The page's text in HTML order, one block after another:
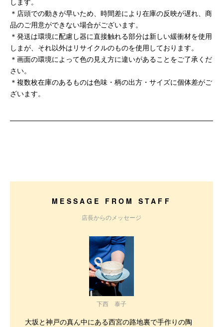
＊店頭での動きが早いため、時間差により在庫の反映が遅れ、商
品のご用意ができない場合がございます。
＊発送は環境に配慮し器に直接触れる部分は新しい緩衝材を使用
しまが、それ以外はリサイクルのものを使用しております。
＊画面の環境によって色の見え方に違いがあることをご了承くだ
さい。
＊複数枚在庫のあるものは色味・柄の出方・サイズに個体差がご
ざいます。
MESSAGE FROM STAFF
店長からのメッセージ
下西 泰子
大坂と神戸の真ん中にある西宮の路地裏で手作りの陶